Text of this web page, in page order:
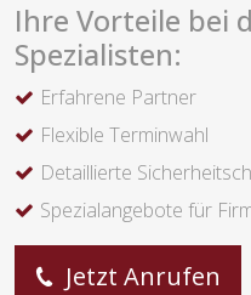
Ihre Vorteile bei
Spezialisten:
Erfahrene Partner
Flexible Terminwahl
Detaillierte
Spezialangebote für
Jetzt Anrufen